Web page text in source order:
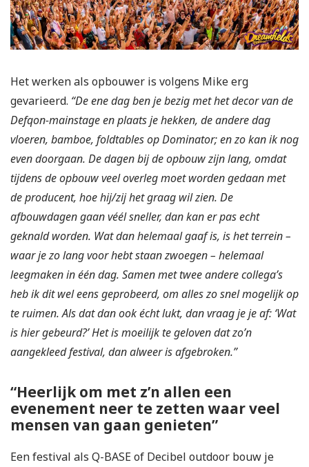
Het werken als opbouwer is volgens Mike erg
gevarieerd. “De ene dag ben je bezig met het decor van de
Defqon-mainstage en plaats je hekken, de andere dag
vloeren, bamboe, foldtables op Dominator; en zo kan ik nog
even doorgaan. De dagen bij de opbouw zijn lang, omdat
tijdens de opbouw veel overleg moet worden gedaan met
de producent, hoe hij/zij het graag wil zien. De
afbouwdagen gaan véél sneller, dan kan er pas echt
geknald worden. Wat dan helemaal gaaf is, is het terrein –
waar je zo lang voor hebt staan zwoegen – helemaal
leegmaken in één dag. Samen met twee andere collega’s
heb ik dit wel eens geprobeerd, om alles zo snel mogelijk op
te ruimen. Als dat dan ook écht lukt, dan vraag je je af: ‘Wat
is hier gebeurd?’ Het is moeilijk te geloven dat zo’n
aangekleed festival, dan alweer is afgebroken.”
“Heerlijk om met z’n allen een
evenement neer te zetten waar veel
mensen van gaan genieten”
Een festival als Q-BASE of Decibel outdoor bouw je